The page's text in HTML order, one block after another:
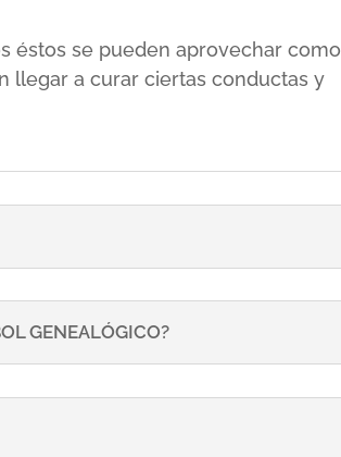
éstos se pueden aprovechar como
llegar a curar ciertas conductas y
GENEALÓGICO?